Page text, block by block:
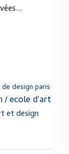
design paris
/ecole d'art
et design